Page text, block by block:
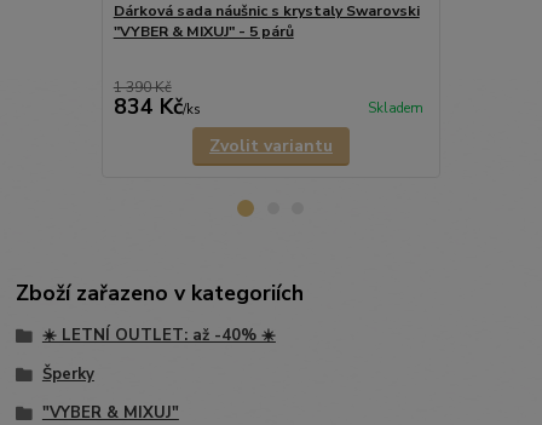
Dárková sada náušnic s krystaly Swarovski
"VYBER & MIXUJ" - 5 párů
1 390 Kč
834 Kč/ks Skladem
Zvolit variantu
Zboží zařazeno v kategoriích
☀️ LETNÍ OUTLET: až -40% ☀️
Šperky
"VYBER & MIXUJ"